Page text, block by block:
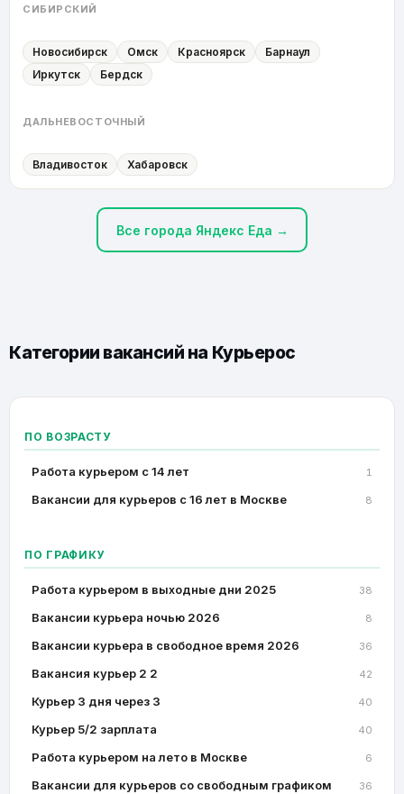
СИБИРСКИЙ
Новосибирск Омск Красноярск
Барнаул
Иркутск
Бердск
ДАЛЬНЕВОСТОЧНЫЙ
Владивосток Хабаровск
Все города Яндекс Еда →
Категории вакансий на Курьерос
ПО ВОЗРАСТУ
Работа курьером с 14 лет 1
Вакансии для курьеров с 16 лет в Москве 8
ПО ГРАФИКУ
Работа курьером в выходные дни 2025 38
Вакансии курьера ночью 2026 8
Вакансии курьера в свободное время 2026 36
Вакансия курьер 2 2 42
Курьер 3 дня через 3 40
Курьер 5/2 зарплата 40
Работа курьером на лето в Москве 6
Вакансии для курьеров со свободным графиком 36